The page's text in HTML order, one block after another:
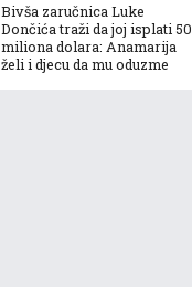
Bivša zaručnica Luke
Dončića traži da joj isplati 50
miliona dolara: Anamarija
želi i djecu da mu oduzme